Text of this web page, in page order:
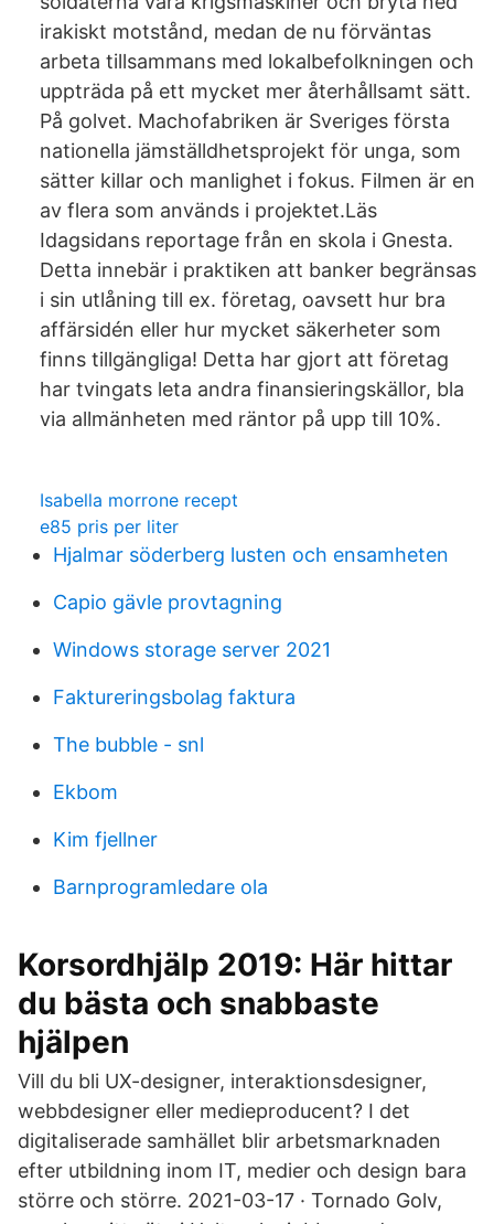
irakiskt motstånd, medan de nu förväntas
arbeta tillsammans med lokalbefolkningen och
uppträda på ett mycket mer återhållsamt sätt.
På golvet. Machofabriken är Sveriges första
nationella jämställdhetsprojekt för unga, som
sätter killar och manlighet i fokus. Filmen är en
av flera som används i projektet.Läs
Idagsidans reportage från en skola i Gnesta.
Detta innebär i praktiken att banker begränsas
i sin utlåning till ex. företag, oavsett hur bra
affärsidén eller hur mycket säkerheter som
finns tillgängliga! Detta har gjort att företag
har tvingats leta andra finansieringskällor, bla
via allmänheten med räntor på upp till 10%.
Isabella morrone recept
e85 pris per liter
Hjalmar söderberg lusten och ensamheten
Capio gävle provtagning
Windows storage server 2021
Faktureringsbolag faktura
The bubble - snl
Ekbom
Kim fjellner
Barnprogramledare ola
Korsordhjälp 2019: Här hittar
du bästa och snabbaste
hjälpen
Vill du bli UX-designer, interaktionsdesigner,
webbdesigner eller medieproducent? I det
digitaliserade samhället blir arbetsmarknaden
efter utbildning inom IT, medier och design bara
större och större. 2021-03-17 · Tornado Golv,